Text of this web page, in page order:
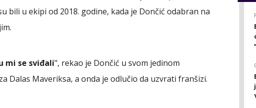
bili u ekipi od 2018. godine, kada je Dončić odabran na
mi se sviđali", rekao je Dončić u svom jedinom
Dalas Maveriksa, a onda je odlučio da uzvrati franšizi.